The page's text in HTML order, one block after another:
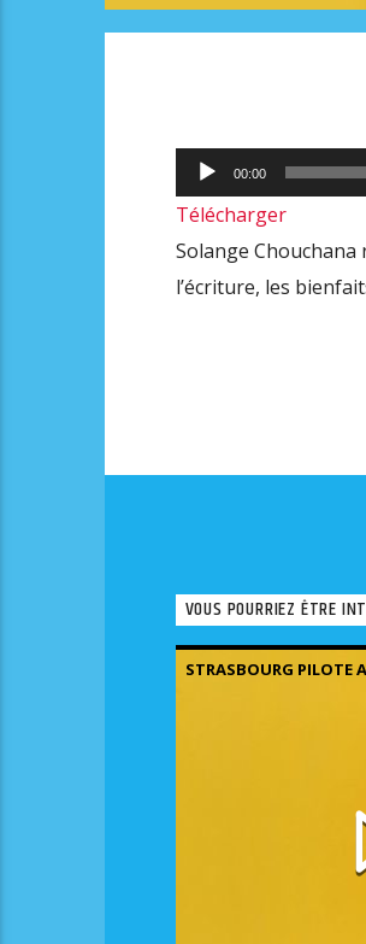
Lecteur
audio
00:00
Télécharger
Solange
l’écriture, les
VOUS POURRIEZ ÊTRE
STRASBOURG PILOTE